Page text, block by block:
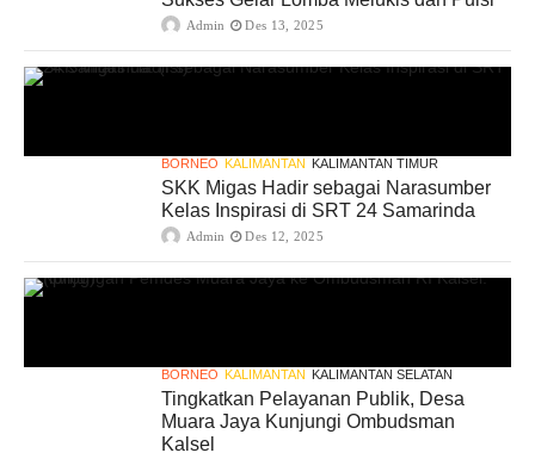
Admin Des 13, 2025
BORNEO KALIMANTAN KALIMANTAN TIMUR
SKK Migas Hadir sebagai Narasumber
Kelas Inspirasi di SRT 24 Samarinda
Admin Des 12, 2025
BORNEO KALIMANTAN KALIMANTAN SELATAN
Tingkatkan Pelayanan Publik, Desa
Muara Jaya Kunjungi Ombudsman
Kalsel